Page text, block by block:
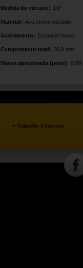
Medida do encaixe: 1/2"
Material: Aço cromo vanádio
Acabamento: Cromado fosco
Comprimento total: 38,0 mm
Massa aproximada (peso): 0,08
» Trabalhe Conosco